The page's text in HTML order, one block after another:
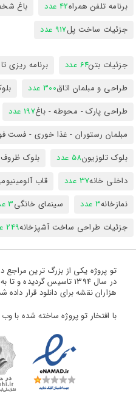
برنامه تلفن همراه42 عدد باغ
جزئیات ساخت پل917 عدد
جزئیات بتن64 عدد برنامه ریزی
طراحی و مبلمان اتاق300 عدد
طراحی پارک - محوطه - باغ197 عدد
مبلمان رستوران - غذا خوری - فست
بلوک تلوزیون58 عدد بلوک
داخلی خانه37 عدد قاب
نمازخانه3 عدد سینمای خانگی3 عدد
جزئیات طراحی ساخت آشپزخانه249 عدد
تو پروژه یکی از بزرگ ترین
در سال 1394 تاسیس گردیده
هزاران نقشه برای دانلود قرار داده
با افتخار تو پروژه ساخته شده با